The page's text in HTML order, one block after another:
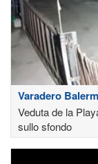
Varadero
Veduta de la
sullo sfondo